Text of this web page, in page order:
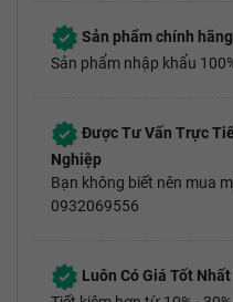
Sản phẩm chính
Sản phẩm nhập khẩu
Được Tư Vấn Trực
Nghiệp
Bạn không biết nên mua
0932069556
Luôn Có Giá Tốt